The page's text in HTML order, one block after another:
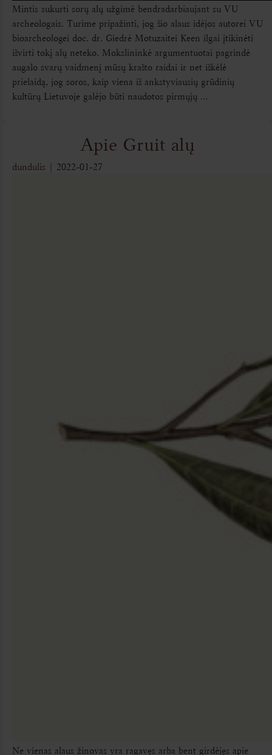
Mintis sukurti sorų alų užgimė bendradarbiaujant su VU
archeologais. Turime pripažinti, jog šio alaus idėjos autorei VU
bioarcheologei doc. dr. Giedrė Motuzaitei Keen ilgai įtikinėti
išvirti tokį alų neteko. Mokslininkė argumentuotai pagrindė
augalo svarų vaidmenį mūsų krašto raidai ir net iškėlė
prielaidą, jog soros, kaip viena iš ankstyviausių grūdinių
kultūrų Lietuvoje galėjo būti naudotos pirmųjų …
Apie Gruit alų
dundulis 2022-01-27
Ne vienas alaus žinovas yra ragavęs arba bent girdėjęs apie